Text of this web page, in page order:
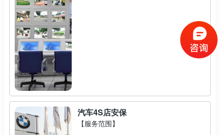
汽车4S店安保
【服务范围】